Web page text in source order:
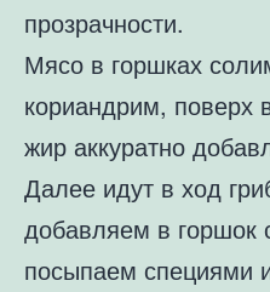
прозрачности.
Мясо в горшках
кориандрим,
жир аккуратно
Далее идут в ход
добавляем в горшок
посыпаем специями